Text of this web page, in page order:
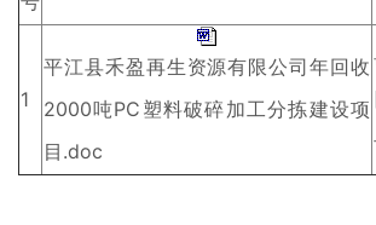
1
平江县禾盈再生资源有限公司年回收
2000吨PC塑料破碎加工分拣建设项
目.doc